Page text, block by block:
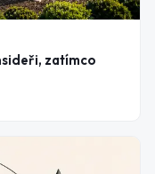
zatímco